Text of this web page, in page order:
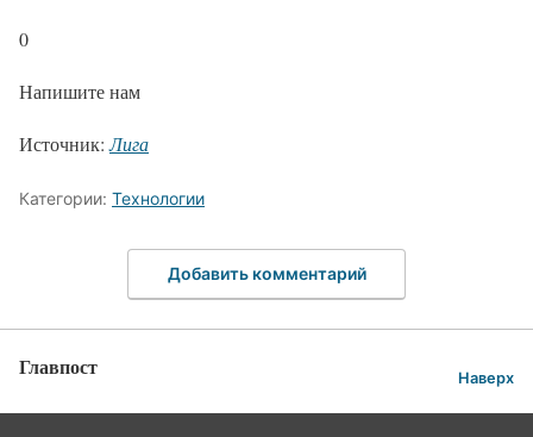
0
Напишите нам
Источник:Лига
Категории: Технологии
Добавить комментарий
Главпост Наверх